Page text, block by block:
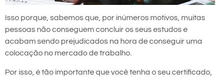
Isso porque, sabemos que, por inúmeros motivos, muitas
pessoas não conseguem concluir os seus estudos e
acabam sendo prejudicados na hora de conseguir uma
colocação no mercado de trabalho.
Por isso, é tão importante que você tenha o seu certificado,